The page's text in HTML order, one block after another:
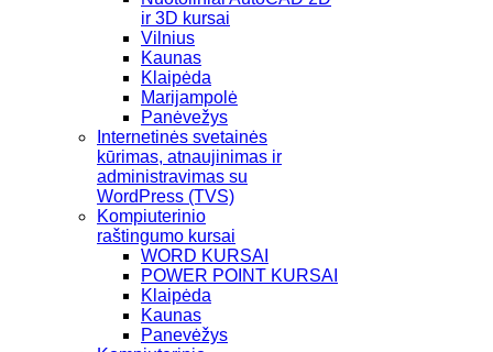
ir 3D kursai
Vilnius
Kaunas
Klaipėda
Marijampolė
Panėvežys
Internetinės svetainės
kūrimas, atnaujinimas ir
administravimas su
WordPress (TVS)
Kompiuterinio
raštingumo kursai
WORD KURSAI
POWER POINT KURSAI
Klaipėda
Kaunas
Panevėžys